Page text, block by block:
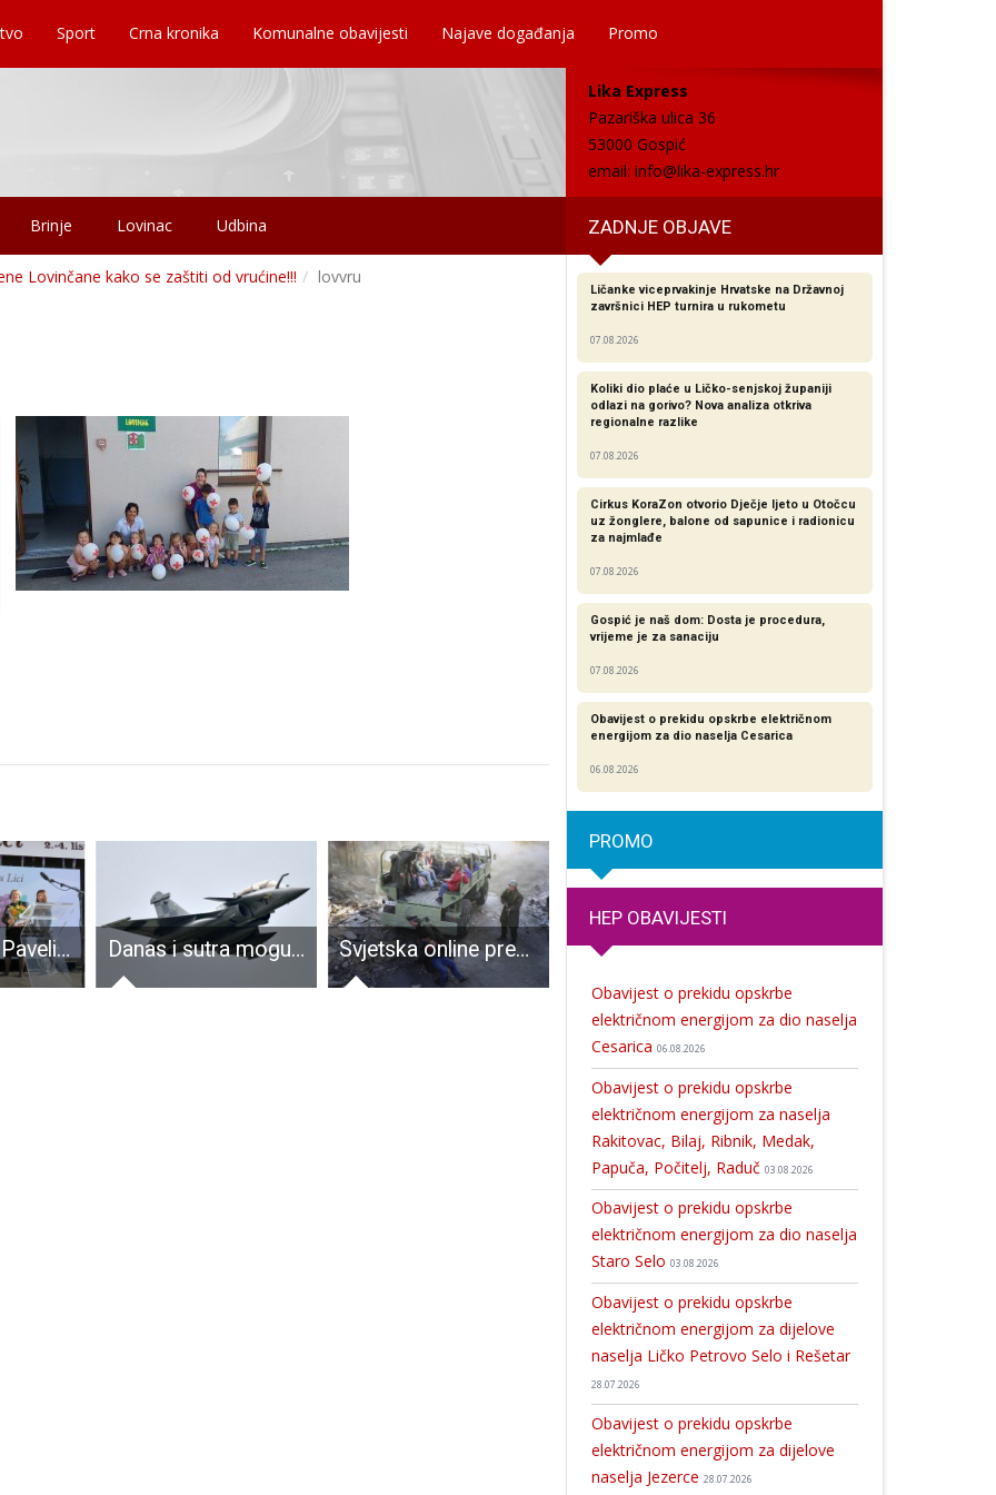
Sport Crna kronika Komunalne obavijesti Najave događanja Promo
Lika Express
Pazariška ulica 36
53000 Gospić
email: info@lika-express.hr
Brinje Lovinac Udbina ZADNJE OBJAVE
Lovinčane kako se zaštiti od vrućine!!! lovvru
Kati Mihelčić Pavelić nagrada Zeleni cvijet za najuređeniju okućnicu u Gospiću Danas i sutra moguće probijanje zvučnog zida i iznad Like Svjetska online premijera hrvatskog filma s Martinom Sheenom Starije osnovnoškolke i osnovnoškolci iz Otočca i mlađi osnovnoškolci iz Gospića prvaci županije u futsalu
Ličanke viceprvakinje Hrvatske na Državnoj
završnici HEP turnira u rukometu
07.08.2026
Koliki dio plaće u Ličko-senjskoj županiji
odlazi na gorivo? Nova analiza otkriva
regionalne razlike​
07.08.2026
Cirkus KoraZon otvorio Dječje ljeto u Otočcu
uz žonglere, balone od sapunice i radionicu
za najmlađe
07.08.2026
Gospić je naš dom: Dosta je procedura,
vrijeme je za sanaciju
07.08.2026
Obavijest o prekidu opskrbe električnom
energijom za dio naselja Cesarica
06.08.2026
PROMO
HEP OBAVIJESTI
Obavijest o prekidu opskrbe
električnom energijom za dio naselja
Cesarica 06.08.2026
Obavijest o prekidu opskrbe
električnom energijom za naselja
Rakitovac, Bilaj, Ribnik, Medak,
Papuča, Počitelj, Raduč 03.08.2026
Obavijest o prekidu opskrbe
električnom energijom za dio naselja
Staro Selo 03.08.2026
Obavijest o prekidu opskrbe
električnom energijom za dijelove
naselja Ličko Petrovo Selo i Rešetar
28.07.2026
Obavijest o prekidu opskrbe
električnom energijom za dijelove
naselja Jezerce 28.07.2026